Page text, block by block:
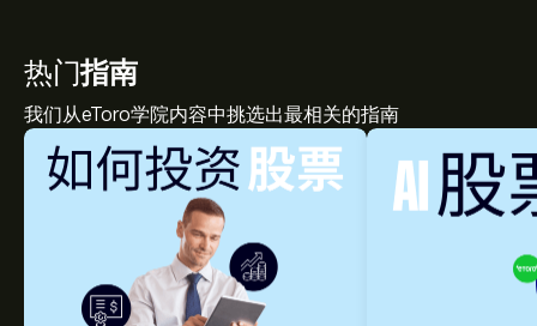
热门指南
我们从eToro学院内容中挑选出最相关的指南